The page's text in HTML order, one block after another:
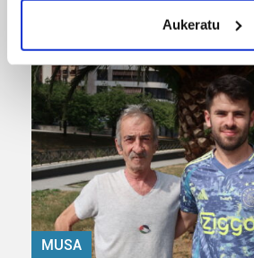
meters
Identify your device by
specific characteristics
Find out more about how your
and set your preferences in the
Guk eta gure bazkideek zure datu
prozesatzen ditugu, zure IP
teknologia erabiliz, cookieak
pertsonalizatuak eskaintzeko,
neurtzeko, jendeari buruzko
produktuak garatzeko. Zure datuak
Aukeratu
Odik berria ezagutzeko aukera
'Amaaaa!' abestiekin
MUSA